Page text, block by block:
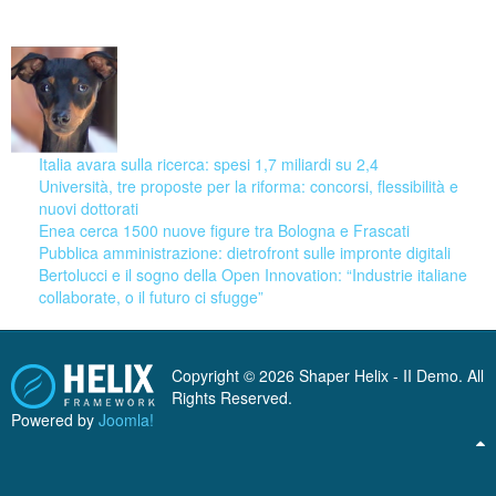
Italia avara sulla ricerca: spesi 1,7 miliardi su 2,4
Università, tre proposte per la riforma: concorsi, flessibilità e
nuovi dottorati
Enea cerca 1500 nuove figure tra Bologna e Frascati
Pubblica amministrazione: dietrofront sulle impronte digitali
Bertolucci e il sogno della Open Innovation: “Industrie italiane
collaborate, o il futuro ci sfugge”
Copyright © 2026 Shaper Helix - II Demo. All
Rights Reserved.
Powered by Joomla!